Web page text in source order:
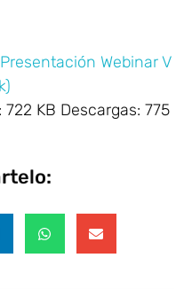
Presentación Webinar V
722 KB Descargas: 775